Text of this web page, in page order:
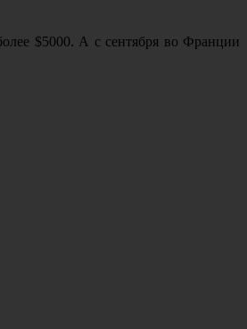
$5000. А с сентября во Франции